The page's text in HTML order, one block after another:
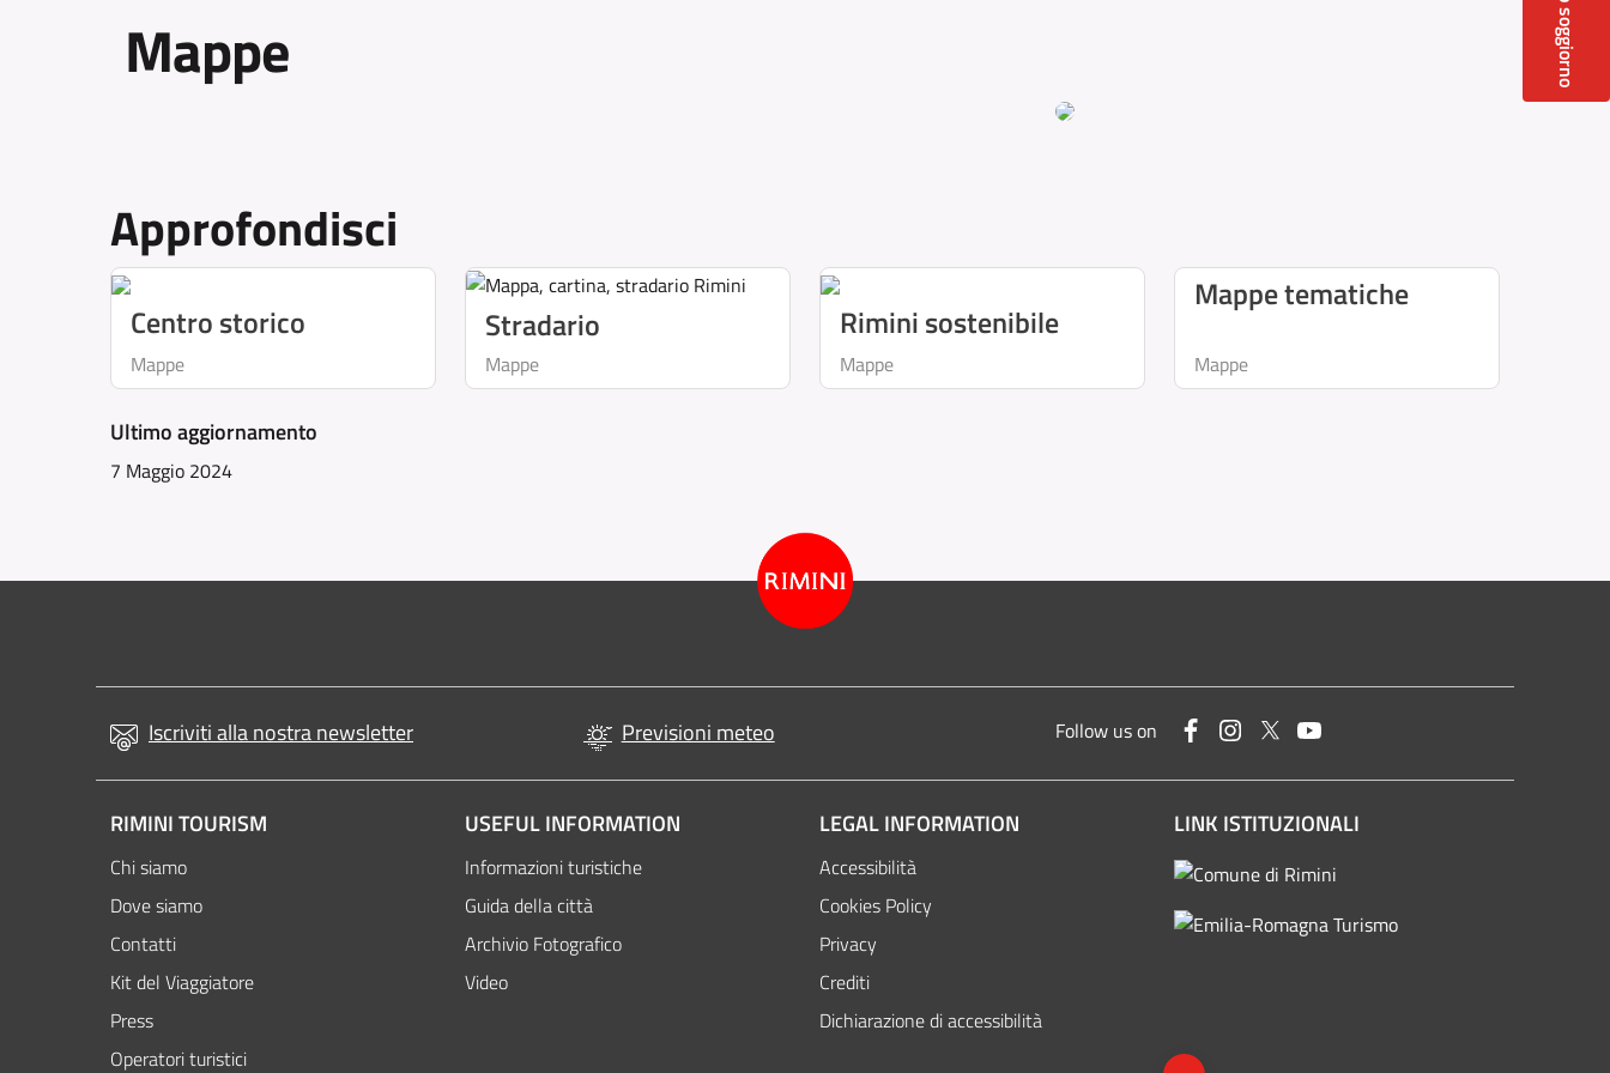
Mappe
Approfondisci
Centro storico
Mappe
Stradario
Mappe
Rimini sostenibile
Mappe
Mappe tematiche
Mappe
Ultimo aggiornamento
7 Maggio 2024
Iscriviti alla nostra newsletter Previsioni meteo Follow us on FacebookInstagram
Twitter
RIMINI TOURISM
Chi siamo
Dove siamo
Contatti
Kit del Viaggiatore
Press
Operatori turistici
USEFUL INFORMATION
Informazioni turistiche
Guida della città
Archivio Fotografico
Video
LEGAL INFORMATION
Accessibilità
Cookies Policy
Privacy
Crediti
Dichiarazione di accessibilità
LINK ISTITUZIONALI